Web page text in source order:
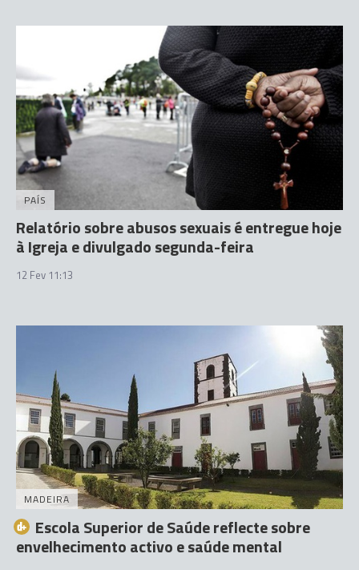
PAÍS
Relatório sobre abusos sexuais é entregue hoje
à Igreja e divulgado segunda-feira
12 Fev 11:13
MADEIRA
Escola Superior de Saúde reflecte sobre
envelhecimento activo e saúde mental